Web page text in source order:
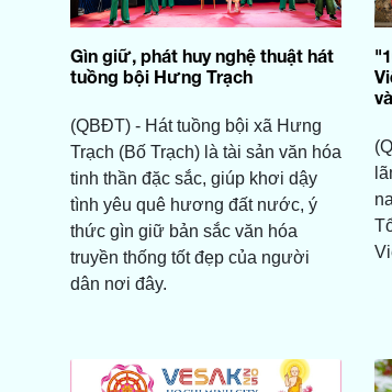
Gìn giữ, phát huy nghệ thuật hát
tuồng bội Hưng Trạch
(QBĐT) - Hát tuồng bội xã Hưng
Trạch (Bố Trạch) là tài sản văn hóa
tinh thần đặc sắc, giúp khơi dậy
tình yêu quê hương đất nước, ý
thức gìn giữ bản sắc văn hóa
truyền thống tốt đẹp của người
dân nơi đây.